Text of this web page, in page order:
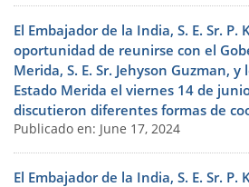
El Embajador de la India, S. E. Sr.
oportunidad de reunirse con el
Merida, S. E. Sr. Jehyson Guzman, y
Estado Merida el viernes 14 de
discutieron diferentes formas de
Publicado en: June 17, 2024
El Embajador de la India, S. E. Sr.